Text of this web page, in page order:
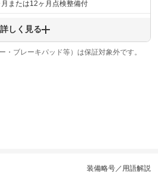
または12ヶ月点検整備付
詳しく見る
ブレーキパッド等）は保証対象外です。
装備略号／用語解説